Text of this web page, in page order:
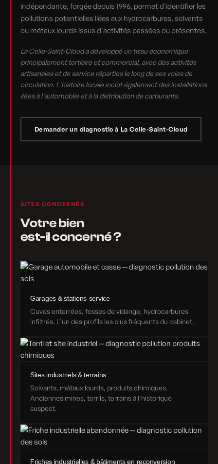
indépendante, forgée depuis 1996, permet d'identifier les
pollutions potentielles liées aux hydrocarbures, solvants
ou métaux lourds issus d'activités passées ou présentes.
La Celle-Saint-Cloud a développé un tissu économique
principalement tertiaire et commercial, avec des activités
artisanales et de service réparties le long de ses voies de
circulation. L'histoire locale inclut également des installations
liées à l'automobile et à la distribution de carburants.
Demander un diagnostic à La Celle-Saint-Cloud
SITES CONCERNÉS
Votre bien
est-il concerné ?
Garages & stations-service
Cuves enterrées, fosses de vidange, hydrocarbures
infiltrés. L'un des profils les plus fréquents du cabinet.
Sites industriels & terrains
Solvants, métaux lourds, produits chimiques.
Anciennes mines, terrils, terrains à l'historique
suspect.
Friches industrielles & bâtiments en reconversion